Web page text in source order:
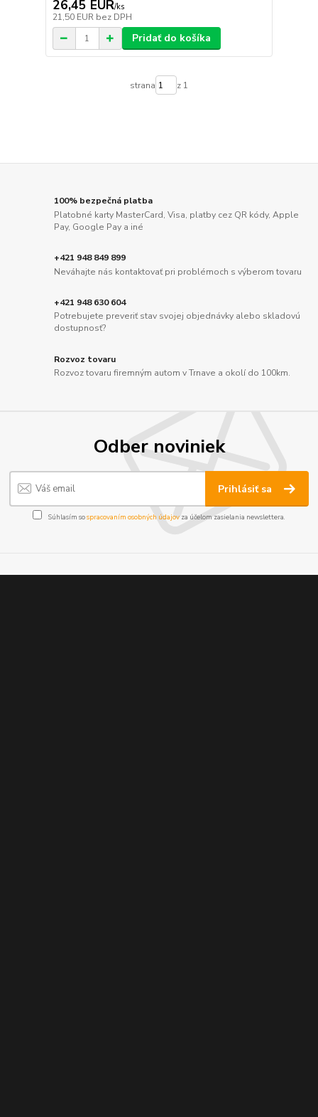
26,45 EUR/ks
21,50 EUR bez DPH
Pridať do košíka
strana z 1
100% bezpečná platba
Platobné karty MasterCard, Visa, platby cez QR kódy, Apple
Pay, Google Pay a iné
+421 948 849 899
Neváhajte nás kontaktovať pri problémoch s výberom tovaru
+421 948 630 604
Potrebujete preveriť stav svojej objednávky alebo skladovú
dostupnosť?
Rozvoz tovaru
Rozvoz tovaru firemným autom v Trnave a okolí do 100km.
Odber noviniek
Prihlásiť sa
Súhlasím sospracovaním osobných údajov za účelom zasielania newslettera.